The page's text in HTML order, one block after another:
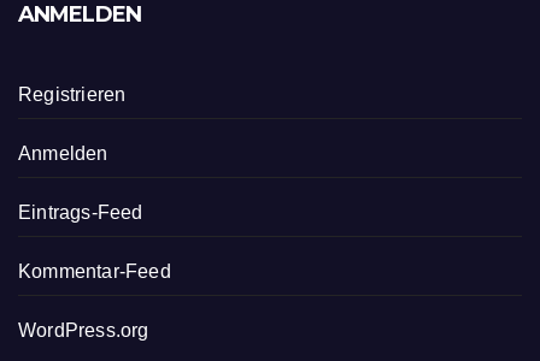
ANMELDEN
Registrieren
Anmelden
Eintrags-Feed
Kommentar-Feed
WordPress.org